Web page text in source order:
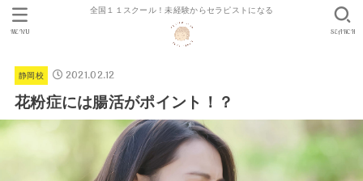
全国１１スクール！未経験からセラピストになる
SEARCH
MENU
静岡校 2021.02.12
花粉症には腸活がポイント！？